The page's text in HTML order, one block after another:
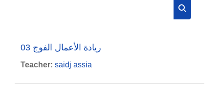
ريادة الأعمال الفوج 03
Teacher: saidj assia